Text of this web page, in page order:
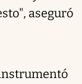
aseguró